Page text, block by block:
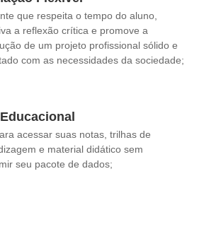
que respeita o tempo do aluno,
a reflexão crítica e promove a
de um projeto profissional sólido e
com as necessidades da sociedade;
acessar suas notas, trilhas de
e material didático sem
seu pacote de dados;